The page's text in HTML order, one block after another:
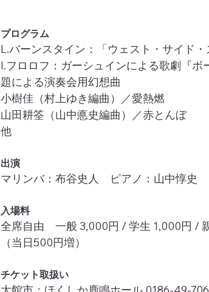
プログラム
L.バーンスタイン：「ウェスト・サイド・
I.フロロフ：ガーシュインによる歌劇『ボ
題による演奏会用幻想曲
小樹佳（村上ゆき編曲）／愛熱燃
山田耕筌（山中悳史編曲）／赤とんぼ
他
出演
マリンバ：布谷史人　ピアノ：山中惇史
入場料
全席自由　一般 3,000円 / 学生 1,000円 /
（当日500円増）
チケット取扱い